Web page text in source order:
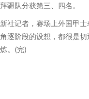
疆队分获第三、四名。
记者，赛场上外国甲士
逐阶段的设想，都很是
。(完)